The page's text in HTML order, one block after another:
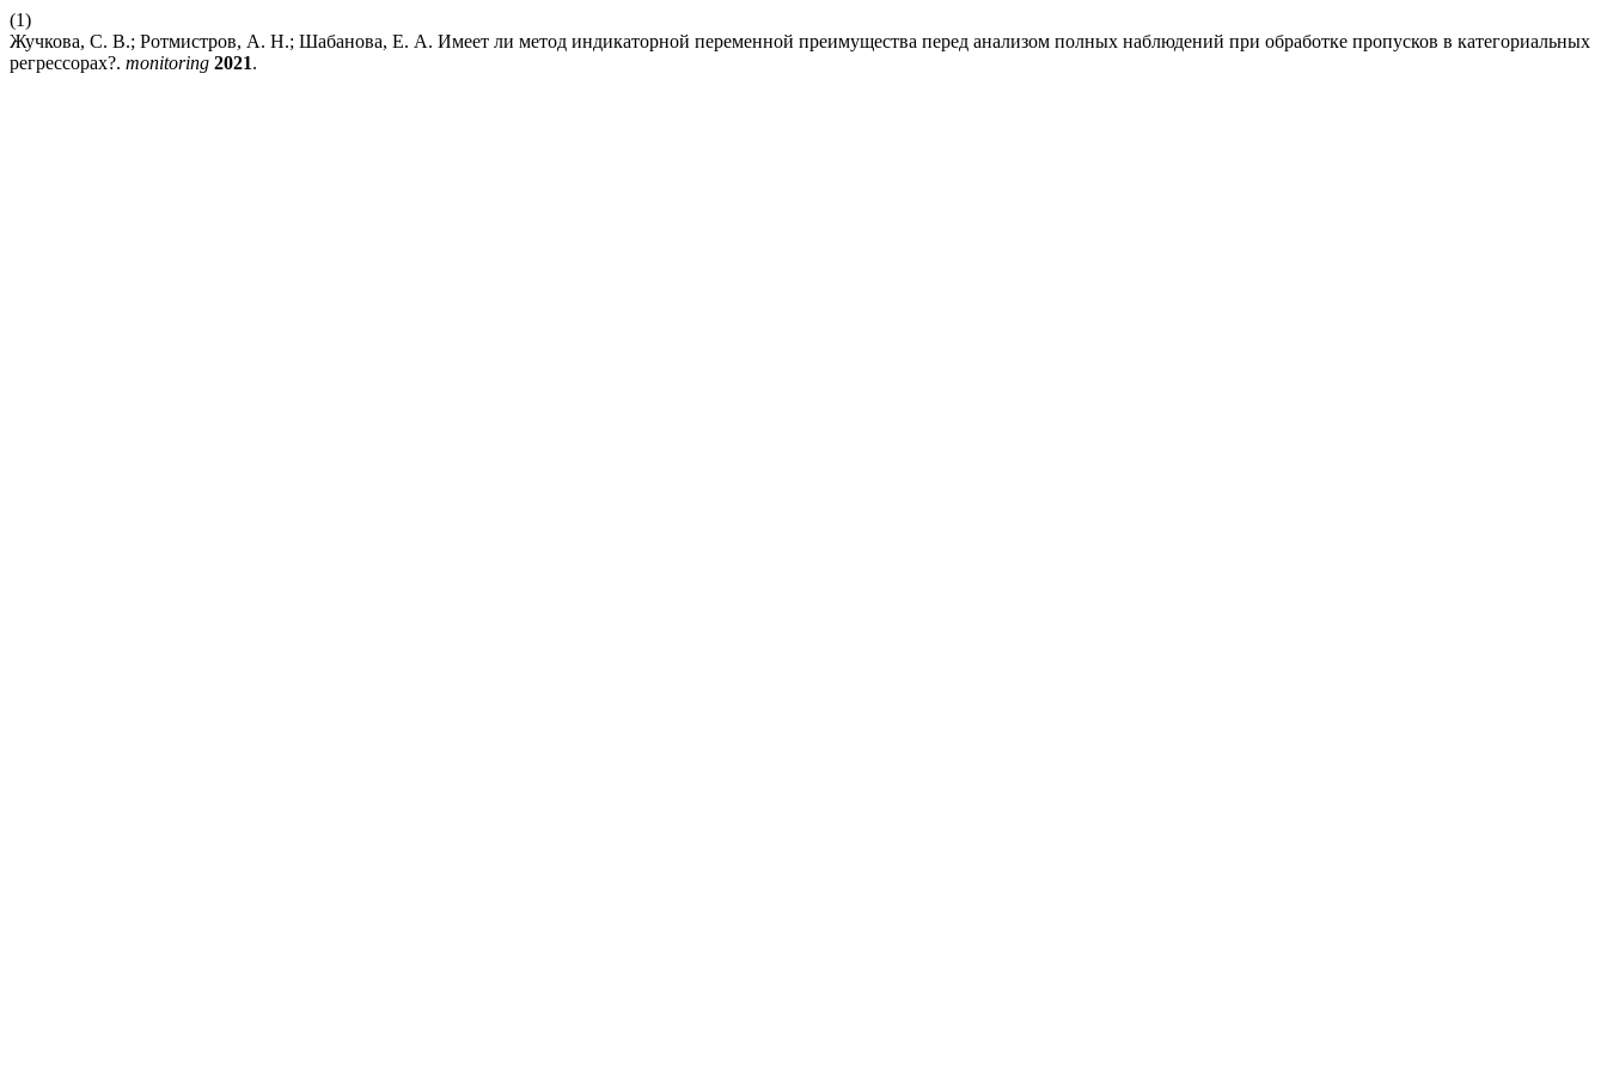
(1)
Жучкова, С. В.; Ротмистров, А. Н.; Шабанова, Е. А. Имеет ли метод индикаторной переменной преимущества перед анализом полных наблюдений при обработке пропусков в категориальных
регрессорах?. monitoring 2021.